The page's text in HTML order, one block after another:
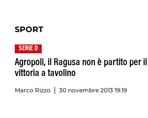
SPORT
SERIE D
Agropoli, il Ragusa non è partito per
vittoria a tavolino
Marco Rizzo 30 novembre 2013 19:19